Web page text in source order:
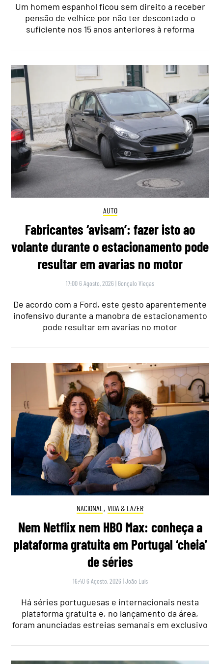
Um homem espanhol ficou sem direito a receber
pensão de velhice por não ter descontado o
suficiente nos 15 anos anteriores à reforma
AUTO
Fabricantes ‘avisam’: fazer isto ao
volante durante o estacionamento pode
resultar em avarias no motor
17:00 6 Agosto, 2026 | Gonçalo Viegas
De acordo com a Ford, este gesto aparentemente
inofensivo durante a manobra de estacionamento
pode resultar em avarias no motor
NACIONAL , VIDA & LAZER
Nem Netflix nem HBO Max: conheça a
plataforma gratuita em Portugal ‘cheia’
de séries
16:40 6 Agosto, 2026 |João Luís
Há séries portuguesas e internacionais nesta
plataforma gratuita e, no lançamento da área,
foram anunciadas estreias semanais em exclusivo